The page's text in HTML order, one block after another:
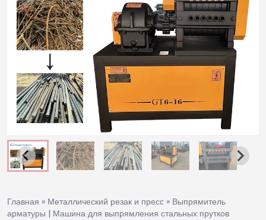
Главная » Металлический резак и пресс » Выпрямитель
арматуры | Машина для выпрямления стальных прутков